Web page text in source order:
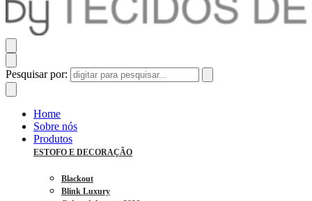
Pesquisar por:
Home
Sobre nós
Produtos
ESTOFO E DECORAÇÃO
Blackout
Blink Luxury